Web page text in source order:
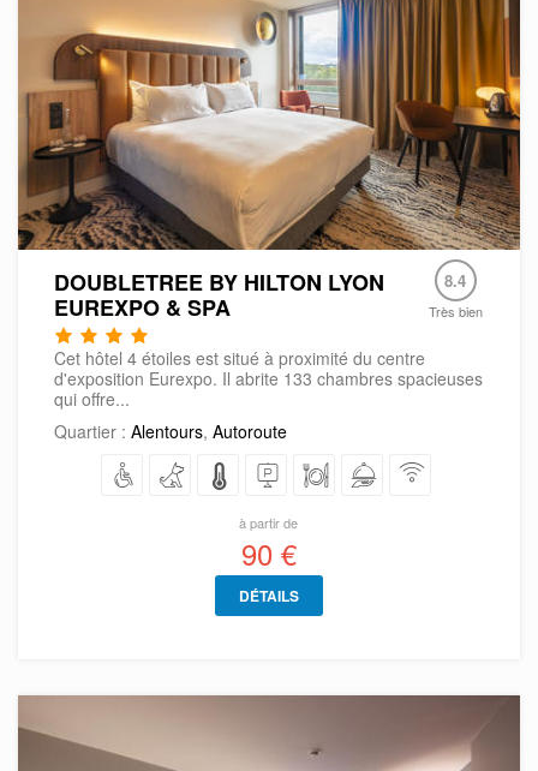
DOUBLETREE BY HILTON LYON
EUREXPO & SPA
8.4
Très bien
Cet hôtel 4 étoiles est situé à proximité du centre
d'exposition Eurexpo. Il abrite 133 chambres spacieuses
qui offre...
Quartier : Alentours, Autoroute
à partir de
90 €
DÉTAILS